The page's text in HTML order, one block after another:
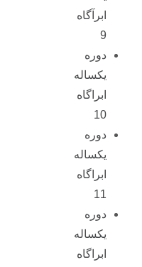
ابرآگاه
9
دوره
یکساله
ابراگاه
10
دوره
یکساله
ابراگاه
11
دوره
یکساله
ابراگاه